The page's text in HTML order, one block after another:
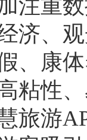
注重
济、
、康
粘性
旅游